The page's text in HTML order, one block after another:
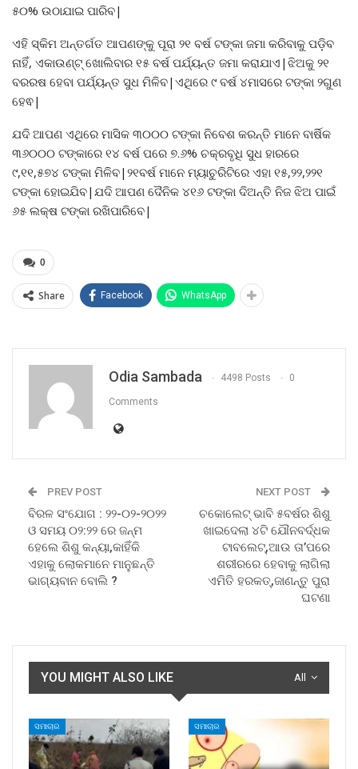
୫୦% ଉଠାଯାଇ ପାରିବ|
ଏହି ସ୍କିମ ଅନ୍ତର୍ଗତ ଆପଣଙ୍କୁ ପୂରା ୨୧ ବର୍ଷ ଟଙ୍କା ଜମା କରିବାକୁ ପଡ଼ିବ
ନାହିଁ, ଏକାଉଣ୍ଟ୍ ଖୋଲିବାର ୧୫ ବର୍ଷ ପର୍ଯ୍ୟନ୍ତ ଜମା କରାଯାଏ|ଝିଅକୁ ୨୧
ବରରଷ ହେବା ପର୍ଯ୍ୟନ୍ତ ସୁଧ ମିଳିବ|ଏଥିରେ ୯ ବର୍ଷ ୪ମାସରେ ଟଙ୍କା ୨ଗୁଣ
ହେଵ|
ଯଦି ଆପଣ ଏଥିରେ ମାସିକ ୩୦୦୦ ଟଙ୍କା ନିବେଶ କରନ୍ତି ମାନେ ବାର୍ଷିକ
୩୬୦୦୦ ଟଙ୍କାରେ ୧୪ ବର୍ଷ ପରେ ୭.୬% ଚକ୍ରବୃଧି ସୁଧ ହାରରେ
୯,୧୧,୫୭୪ ଟଙ୍କା ମିଳିବ|୨୧ବର୍ଷ ମାନେ ମ୍ୟାଚୁରିଟିରେ ଏହା ୧୫,୨୨,୨୨୧
ଟଙ୍କା ହୋଇଯିବ|ଯଦି ଆପଣ ଦୈନିକ ୪୧୬ ଟଙ୍କା ଦିଅନ୍ତି ନିଜ ଝିଅ ପାଇଁ
୬୫ ଲକ୍ଷ ଟଙ୍କା ରଖିପାରିବେ|
0
Share Facebook WhatsApp
Odia Sambada 4498 Posts 0
Comments
PREV POST
ବିରଳ ସଂଯୋଗ : ୨୨-୦୨-୨୦୨୨
ଓ ସମୟ ୦୨:୨୨ ରେ ଜନ୍ମ
ହେଲେ ଶିଶୁ କନ୍ୟା,କାହିଁକି
ଏହାକୁ ଲୋକମାନେ ମାନୁଛନ୍ତି
ଭାଗ୍ୟବାନ ବୋଲି ?
NEXT POST
ଚକୋଲେଟ୍ ଭାବି ୫ବର୍ଷର ଶିଶୁ
ଖାଇଦେଲା ୪ଟି ଯୌନବର୍ଦ୍ଧକ
ଟାବଲେଟ୍,ଆଉ ତା’ପରେ
ଶରୀରରେ ହେବାକୁ ଲାଗିଲା
ଏମିତି ହରକତ୍,ଜାଣନ୍ତୁ ପୁରା
ଘଟଣା
All
YOU MIGHT ALSO LIKE
ସମାଚାର ସମାଚାର